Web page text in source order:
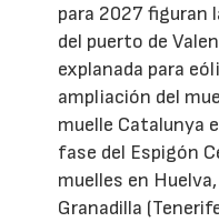
para 2027 figuran
del puerto de
explanada para
ampliación del
muelle Catalunya
fase del Espigón
muelles en
Granadilla